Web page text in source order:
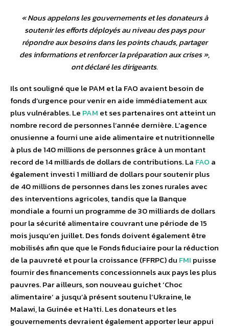
«Nous appelons les gouvernements et les donateurs à
soutenir les efforts déployés au niveau des pays pour
répondre aux besoins dans les points chauds, partager
des informations et renforcer la préparation aux crises»,
ont déclaré les dirigeants.
Ils ont souligné que le PAM et la FAO avaient besoin de
fonds d’urgence pour venir en aide immédiatement aux
plus vulnérables. Le PAM et ses partenaires ont atteint un
nombre record de personnes l’année dernière. L’agence
onusienne a fourni une aide alimentaire et nutritionnelle
à plus de 140 millions de personnes grâce à un montant
record de 14 milliards de dollars de contributions. La FAO a
également investi 1 milliard de dollars pour soutenir plus
de 40 millions de personnes dans les zones rurales avec
des interventions agricoles, tandis que la Banque
mondiale a fourni un programme de 30 milliards de dollars
pour la sécurité alimentaire couvrant une période de 15
mois jusqu’en juillet. Des fonds doivent également être
mobilisés afin que que le Fonds fiduciaire pour la réduction
de la pauvreté et pour la croissance (FFRPC) du FMI puisse
fournir des financements concessionnels aux pays les plus
pauvres. Par ailleurs, son nouveau guichet ‘Choc
alimentaire’ a jusqu’à présent soutenu l’Ukraine, le
Malawi, la Guinée et Haïti. Les donateurs et les
gouvernements devraient également apporter leur appui